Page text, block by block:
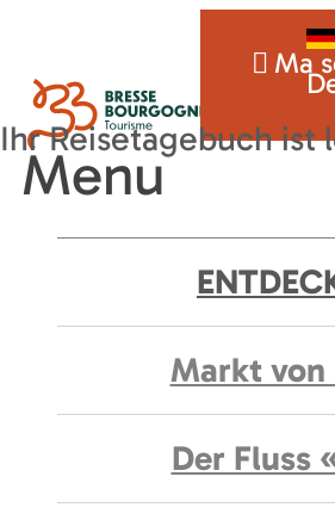
Ma
Menu
Markt von
Der Fluss